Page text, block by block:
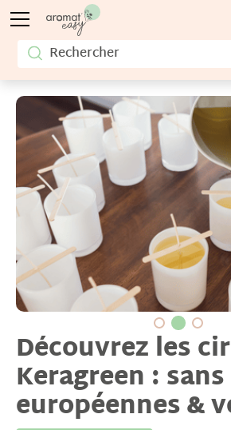
Découvrez les
Keragreen : sans
européennes &